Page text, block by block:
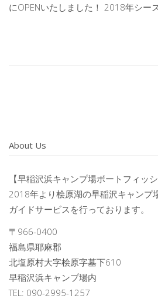
にOPENいたしました！ 2018年シー
About Us
【早稲沢浜キャンプ場ボートフィッシ
2018年より桧原湖の早稲沢キャンプ
ガイドサービスを行っております。
〒966-0400
福島県耶麻郡
北塩原村大字桧原字墓下610
早稲沢浜キャンプ場内
TEL: 090-2995-1257